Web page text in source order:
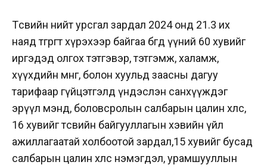
Төсвийн нийт урсгал зардал 2024 онд 21.3 их
наяд төгрөгт хүрэхээр байгаа бөгөөд үүний 60 хувийг
иргэдэд олгох тэтгэвэр, тэтгэмж, халамж,
хүүхдийн мөнгө, болон хуульд заасны дагуу
тарифаар гүйцэтгэлд үндэслэн санхүүждэг
эрүүл мэнд, боловсролын салбарын цалин хөлс,
16 хувийг төсвийн байгууллагын хэвийн үйл
ажиллагаатай холбоотой зардал,15 хувийг бусад
салбарын цалин хөлс нэмэгдэл, урамшууллын